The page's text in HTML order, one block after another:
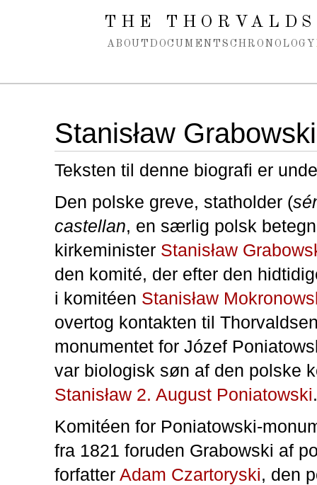
Spring navigation over
THE
ABOUT DOCUMENTS CHRONOLOGY
Stanisław Grabowski
Teksten til denne biografi er
Den polske greve, statholder (
castellan, en særlig polsk
kirkeminister Stanisław
den komité, der efter den
i komitéen Stanisław
overtog kontakten til
monumentet for Józef
var biologisk søn af den polske
Stanisław 2. August Poniatowski.
Komitéen for Poniatowski-
fra 1821 foruden Grabowski af
forfatter Adam Czartoryski, den